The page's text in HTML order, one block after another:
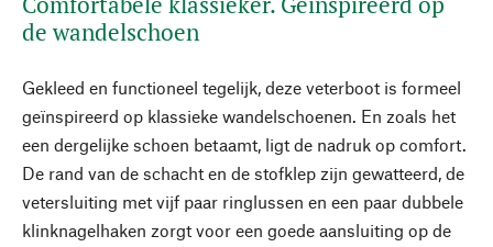
de wandelschoen
Gekleed en functioneel tegelijk, deze veterboot is formeel
geïnspireerd op klassieke wandelschoenen. En zoals het
een dergelijke schoen betaamt, ligt de nadruk op comfort.
De rand van de schacht en de stofklep zijn gewatteerd, de
vetersluiting met vijf paar ringlussen en een paar dubbele
klinknagelhaken zorgt voor een goede aansluiting op de